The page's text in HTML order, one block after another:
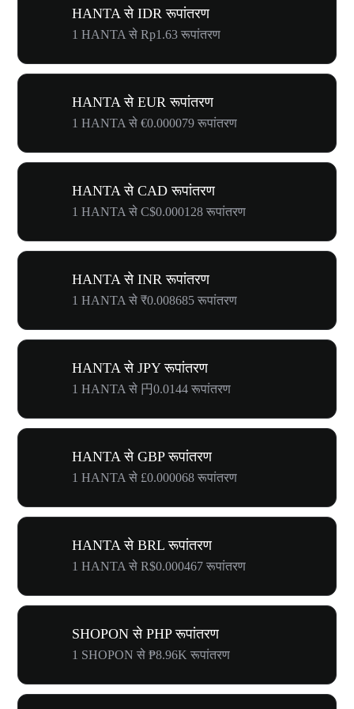
HANTA से IDR रूपांतरण
1 HANTA से Rp1.63 रूपांतरण
HANTA से EUR रूपांतरण
1 HANTA से €0.000079 रूपांतरण
HANTA से CAD रूपांतरण
1 HANTA से C$0.000128 रूपांतरण
HANTA से INR रूपांतरण
1 HANTA से ₹0.008685 रूपांतरण
HANTA से JPY रूपांतरण
1 HANTA से 円0.0144 रूपांतरण
HANTA से GBP रूपांतरण
1 HANTA से £0.000068 रूपांतरण
HANTA से BRL रूपांतरण
1 HANTA से R$0.000467 रूपांतरण
SHOPON से PHP रूपांतरण
1 SHOPON से ₱8.96K रूपांतरण